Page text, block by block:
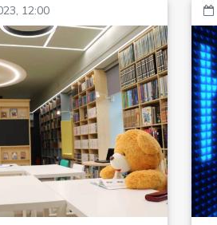
12:00